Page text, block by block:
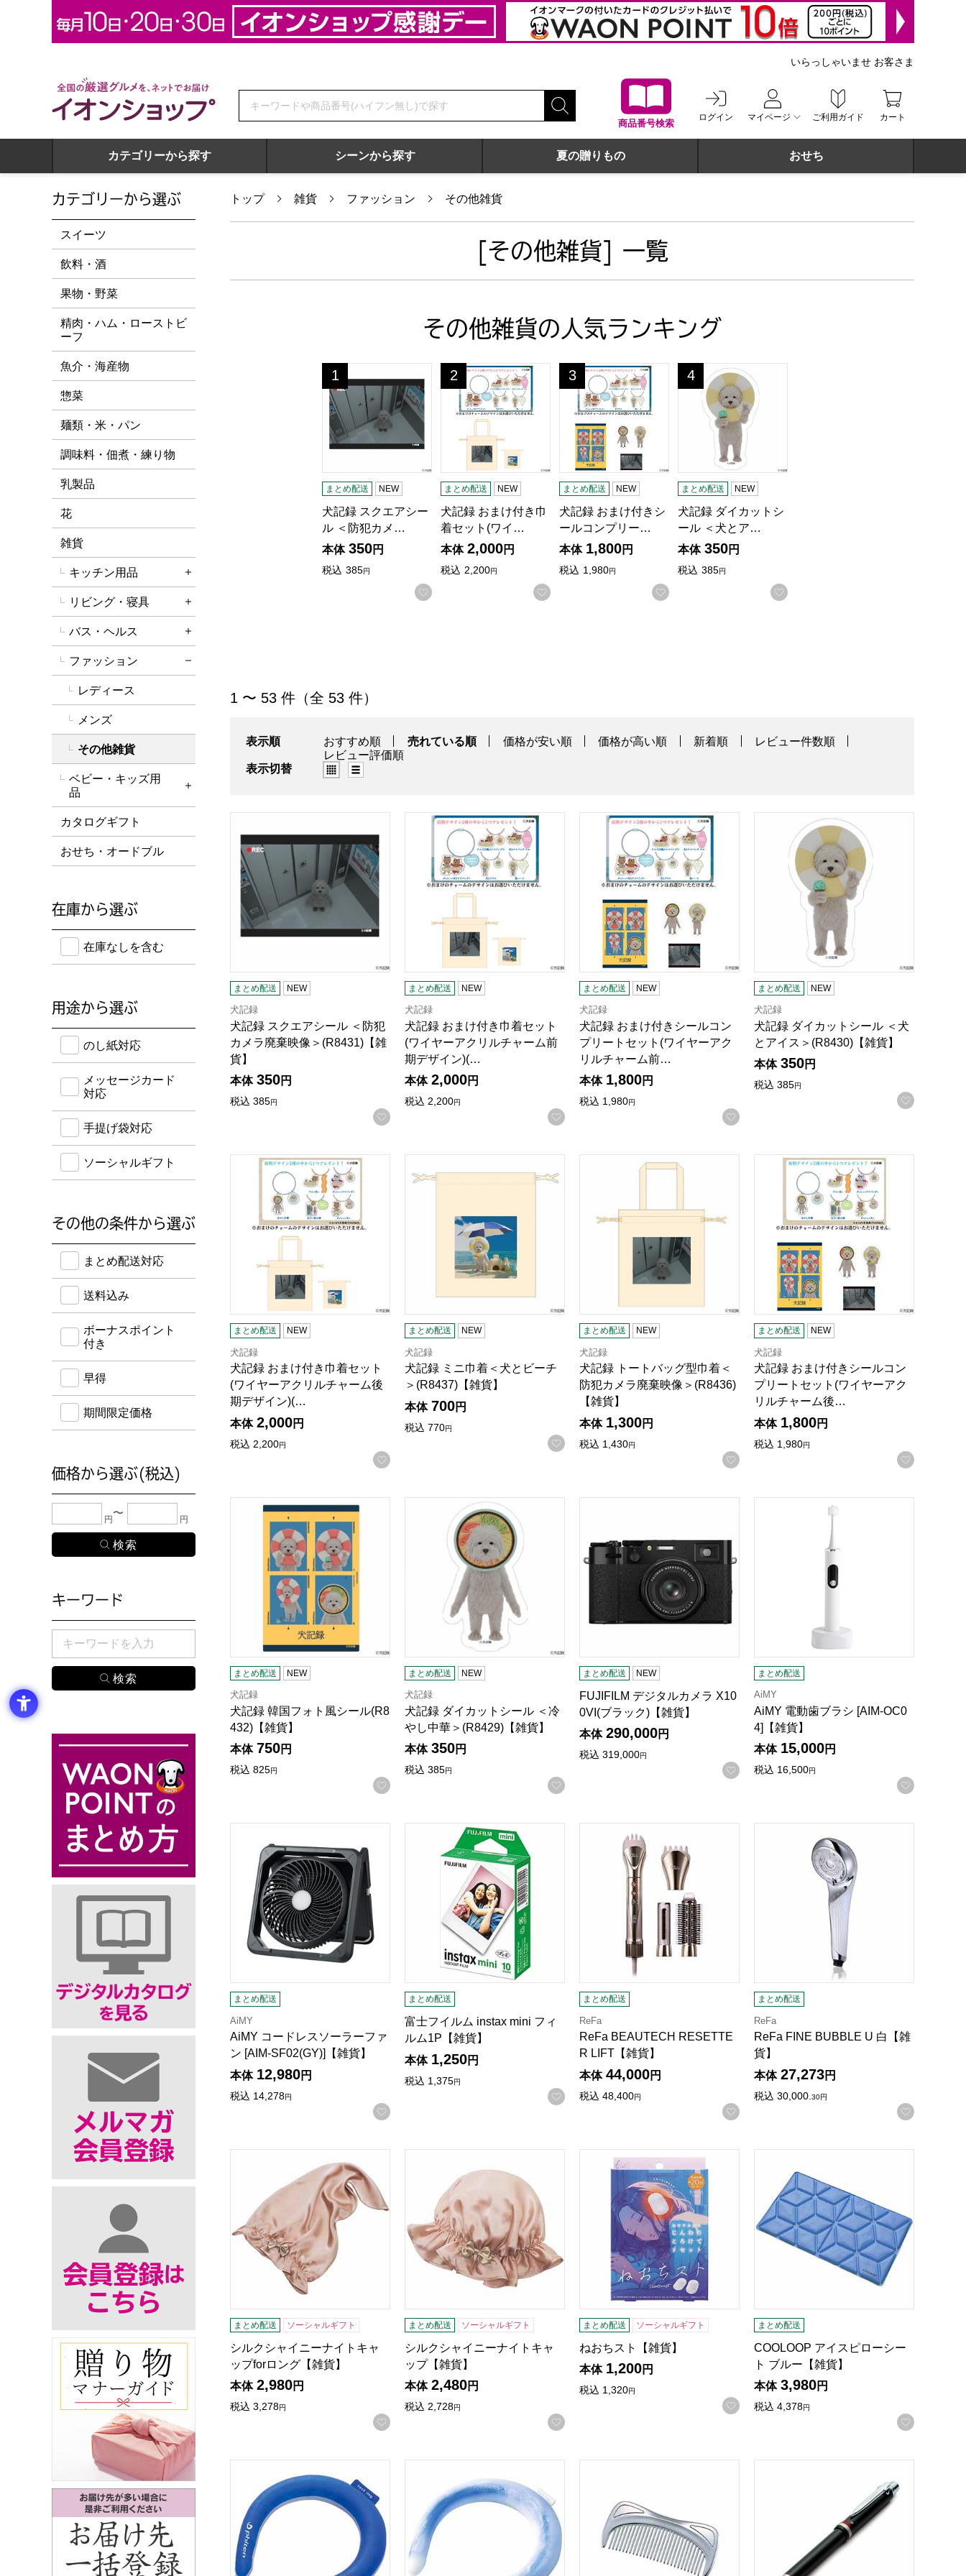
全国の厳選グルメを、ネットでお届け イオンショップ
商品番号検索
ログイン マイページ ご利用ガイド カート
いらっしゃいませ お客さま
カテゴリーから探す シーンから探す 夏の贈りもの おせち
トップ 雑貨 ファッション その他雑貨
[その他雑貨] 一覧
その他雑貨の人気ランキング
犬記録 スクエアシール ＜防犯カメラ廃棄映像＞(R8431)【雑貨】
1
位
まとめ配送 NEW
犬記録 スクエアシー
ル ＜防犯カメ…
本体 350円
税込 385円
お気に入りに登録する
犬記録 おまけ付き巾着セット(ワイヤーアクリルチャーム前期デザイン)(R8438)【雑貨】
2
位
まとめ配送 NEW
犬記録 おまけ付き巾
着セット(ワイ…
本体 2,000円
税込 2,200円
お気に入りに登録する
犬記録 おまけ付きシールコンプリートセット(ワイヤーアクリルチャーム前期
3
位
まとめ配送 NEW
犬記録 おまけ付きシ
ールコンプリー…
本体 1,800円
税込 1,980円
お気に入りに登録する
犬記録 ダイカットシール ＜犬とアイス＞(R8430)【雑
4
位
まとめ配送 NEW
犬記録 ダイカットシ
ール ＜犬とア…
本体 350円
税込 385円
お気に入りに登録する
「その他雑貨」の商品一覧
1 〜 53 件（全 53 件）
表示順 おすすめ順 売れている順 価格が安い順 価格が高い順 新着順
レビュー件数順
レビュー評価順
表示切替
グリッド表示（タイル表示）
犬記録 スクエアシール ＜防犯カメラ廃棄映像＞(R8431)【雑貨】
まとめ配送 NEW
犬記録
犬記録 スクエアシール ＜防犯
カメラ廃棄映像＞(R8431)【雑
貨】
本体 350円
税込 385円
お気に入りに登録する
犬記録 おまけ付き巾着セット(ワイヤーアクリルチャーム前期デザイン)(R8438)【雑貨】
まとめ配送 NEW
犬記録
犬記録 おまけ付き巾着セット
(ワイヤーアクリルチャーム前
期デザイン)(…
本体 2,000円
税込 2,200円
お気に入りに登録する
犬記録 おまけ付きシールコンプリートセット(ワイヤーアクリルチャーム
まとめ配送 NEW
犬記録
犬記録 おまけ付きシールコン
プリートセット(ワイヤーアク
リルチャーム前…
本体 1,800円
税込 1,980円
お気に入りに登録する
犬記録 ダイカットシール ＜犬とアイス
まとめ配送 NEW
犬記録
犬記録 ダイカットシール ＜犬
とアイス＞(R8430)【雑貨】
本体 350円
税込 385円
お気に入
犬記録 おまけ付き巾着セット(ワイヤーアクリルチャーム後期デザイン)(R8439)【雑貨】
まとめ配送 NEW
犬記録
犬記録 おまけ付き巾着セット
(ワイヤーアクリルチャーム後
期デザイン)(…
本体 2,000円
税込 2,200円
お気に入りに登録する
犬記録 ミニ巾着＜犬とビーチ＞(R8437)【雑貨】
まとめ配送 NEW
犬記録
犬記録 ミニ巾着＜犬とビーチ
＞(R8437)【雑貨】
本体 700円
税込 770円
お気に入りに登録する
犬記録 トートバッグ型巾着＜防犯カメラ廃棄映像＞(R8436)【雑貨】
まとめ配送 NEW
犬記録
犬記録 トートバッグ型巾着＜
防犯カメラ廃棄映像＞(R8436)
【雑貨】
本体 1,300円
税込 1,430円
お気に入りに登録する
犬記録 おまけ付きシールコンプリート
まとめ配送 NEW
犬記録
犬記録 おまけ付きシールコン
プリートセット(ワイヤーアク
リルチャーム後…
本体 1,800円
税込 1,980円
お気に入
犬記録 韓国フォト風シール(R8432)【雑貨】
まとめ配送 NEW
犬記録
犬記録 韓国フォト風シール(R8
432)【雑貨】
本体 750円
税込 825円
お気に入りに登録する
犬記録 ダイカットシール ＜冷やし中華＞(R8429)【雑貨】
まとめ配送 NEW
犬記録
犬記録 ダイカットシール ＜冷
やし中華＞(R8429)【雑貨】
本体 350円
税込 385円
お気に入りに登録する
FUJIFILM デジタルカメラ X100VI(ブラック)【雑貨】
まとめ配送 NEW
FUJIFILM デジタルカメラ X10
0VI(ブラック)【雑貨】
本体 290,000円
税込 319,000円
お気に入りに登録する
AiMY 電動歯ブラシ [AIM-OC04]【雑貨】
まとめ配送
AiMY
AiMY 電動歯ブラシ [AIM-OC0
4]【雑貨】
本体 15,000円
税込 16,500円
お気に入
AiMY コードレスソーラーファン [AIM-SF02(GY)]【雑貨】
まとめ配送
AiMY
AiMY コードレスソーラーファ
ン [AIM-SF02(GY)]【雑貨】
本体 12,980円
税込 14,278円
お気に入りに登録する
富士フイルム instax mini フィルム1P【雑貨】
まとめ配送
富士フイルム instax mini フィ
ルム1P【雑貨】
本体 1,250円
税込 1,375円
お気に入りに登録する
ReFa BEAUTECH RESETTER LIFT【雑貨】
まとめ配送
ReFa
ReFa BEAUTECH RESETTE
R LIFT【雑貨】
本体 44,000円
税込 48,400円
お気に入りに登録する
まとめ配送
ReFa
ReFa FINE BUBBLE U 白【雑
貨】
本体 27,273円
税込 30,000.30円
お気に入
まとめ配送 ソーシャルギフト
シルクシャイニーナイトキャ
ップforロング【雑貨】
本体 2,980円
税込 3,278円
お気に入りに登録する
シルクシャイニーナイトキャップ【雑貨】
まとめ配送 ソーシャルギフト
シルクシャイニーナイトキャ
ップ【雑貨】
本体 2,480円
税込 2,728円
お気に入りに登録する
ねおちスト【雑貨】
まとめ配送 ソーシャルギフト
ねおちスト【雑貨】
本体 1,200円
税込 1,320円
お気に入りに登録する
まとめ配送
COOLOOP アイスピローシー
ト ブルー【雑貨】
本体 3,980円
税込 4,378円
お気に入
カテゴリーから選ぶ
スイーツ
飲料・酒
果物・野菜
精肉・ハム・ローストビ
ーフ
魚介・海産物
惣菜
麺類・米・パン
調味料・佃煮・練り物
乳製品
花
雑貨
キッチン用品
詳細を開く
リビング・寝具
詳細を開く
バス・ヘルス
詳細を開く
ファッション
レディース
メンズ
その他雑貨
ベビー・キッズ用
品
詳細を開く
カタログギフト
おせち・オードブル
在庫から選ぶ
在庫のない商品を含めて検索することができます。
在庫なしを含む
用途から選ぶ
のし紙・メッセージカード・手提げ袋に対応している商品から絞りこむことができます。
のし紙対応
メッセージカード
対応
手提げ袋対応
ソーシャルギフト
その他の条件から選ぶ
送料込み・ボーナスポイント付き・早得・期間限定商品から絞り込むことができます。
まとめ配送対応
送料込み
ボーナスポイント
付き
早得
期間限定価格
価格から選ぶ(税込)
下限金額・上限金額のどちらか１つまたは両方に、検索したい金額を入力してください。
円 円
キーワード
検索したい商品のキーワードを入力してください。